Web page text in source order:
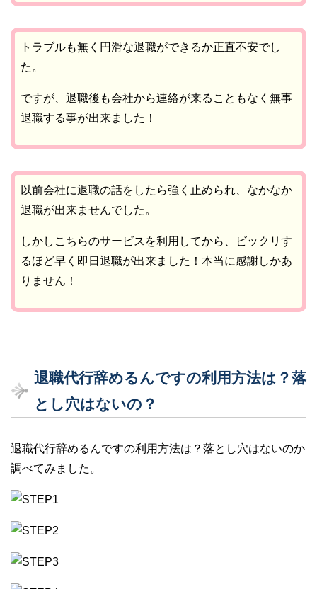
トラブルも無く円滑な退職ができるか正直不安でし
た。
ですが、退職後も会社から連絡が来ることもなく無事
退職する事が出来ました！
以前会社に退職の話をしたら強く止められ、なかなか
退職が出来ませんでした。
しかしこちらのサービスを利用してから、ビックリす
るほど早く即日退職が出来ました！本当に感謝しかあ
りません！
退職代行辞めるんですの利用方法は？落
とし穴はないの？
退職代行辞めるんですの利用方法は？落とし穴はないのか
調べてみました。